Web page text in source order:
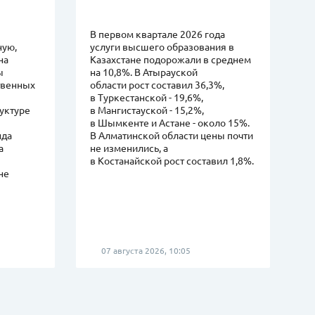
В первом квартале 2026 года
услуги высшего образования в
Казахстане подорожали в среднем
на 10,8%. В Атырауской
области рост составил 36,3%,
в Туркестанской - 19,6%,
в Мангистауской - 15,2%,
в Шымкенте и Астане - около 15%.
В Алматинской области цены почти
не изменились, а
в Костанайской рост составил 1,8%.
07 августа 2026, 10:05